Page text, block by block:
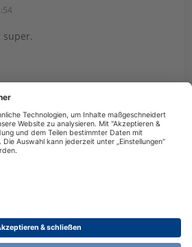
super.
2025 um 08:28
Cookie-Einstellungen